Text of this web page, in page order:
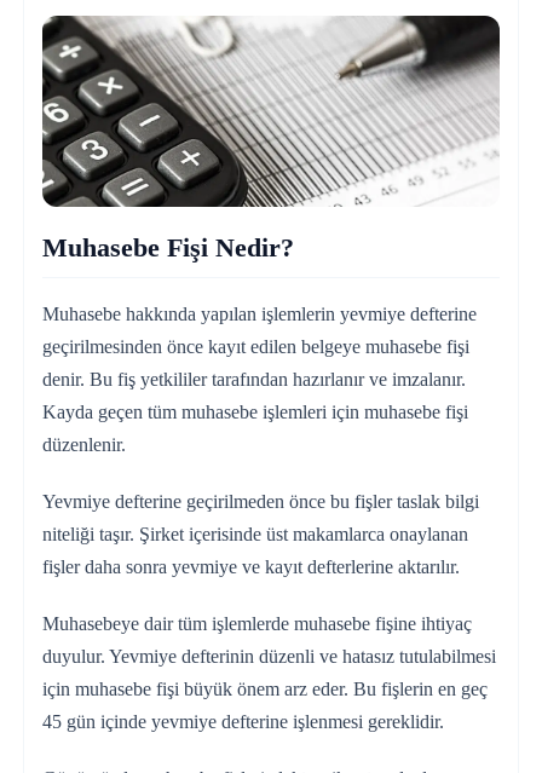
Muhasebe Fişi Nedir?
Muhasebe hakkında yapılan işlemlerin yevmiye defterine
geçirilmesinden önce kayıt edilen belgeye muhasebe fişi
denir. Bu fiş yetkililer tarafından hazırlanır ve imzalanır.
Kayda geçen tüm muhasebe işlemleri için muhasebe fişi
düzenlenir.
Yevmiye defterine geçirilmeden önce bu fişler taslak bilgi
niteliği taşır. Şirket içerisinde üst makamlarca onaylanan
fişler daha sonra yevmiye ve kayıt defterlerine aktarılır.
Muhasebeye dair tüm işlemlerde muhasebe fişine ihtiyaç
duyulur. Yevmiye defterinin düzenli ve hatasız tutulabilmesi
için muhasebe fişi büyük önem arz eder. Bu fişlerin en geç
45 gün içinde yevmiye defterine işlenmesi gereklidir.